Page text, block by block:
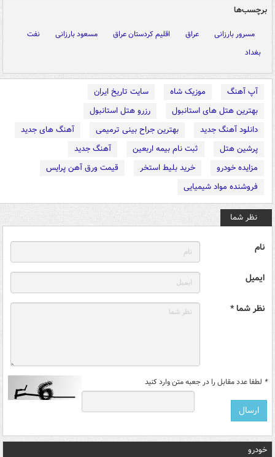
برچسب‌ها
مسرور بارزانی عراق اقلیم کردستان عراق مسعود بارزانی
نفت
بغداد
آپ آهنگ موزیک شاه
سایت تاریخ ایران
بهترین هتل های استانبول
رزرو هتل استانبول
دانلود آهنگ جدید
بهترین جراح بینی ترمیمی
آهنگ های جدید
پرشین هتل
ثبت نام بیمه اربعین
آهنگ جدید
مزایده خودرو
خرید بلیط استخر
قیمت ورق آهن پرایس
فروشنده مواد شیمیایی
نظر شما
نام
ایمیل
نظر شما *
* لطفا عدد مقابل را در جعبه متن وارد کنید
خودرو